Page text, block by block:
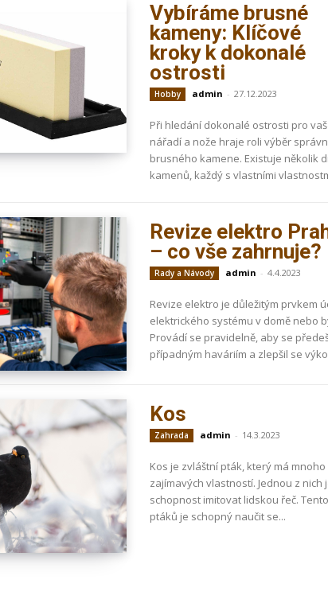
Vybíráme brusné
kameny: Klíčové
kroky k dokonalé
ostrosti
Hobby admin - 27.12.2023
Při hledání dokonalé ostrosti pro
nářadí a nože hraje roli výběr
brusného kamene. Existuje několik
kamenů, každý s vlastními
Revize elektro
– co vše zahrnuje?
Rady a Návody admin - 4.4.2023
Revize elektro je důležitým prvkem
elektrického systému v domě nebo
Provádí se pravidelně, aby se
případným haváriím a zlepšil se
Kos
Zahrada admin - 14.3.2023
Kos je zvláštní pták, který má mnoho
zajímavých vlastností. Jednou z nich
schopnost imitovat lidskou řeč.
ptáků je schopný naučit se...